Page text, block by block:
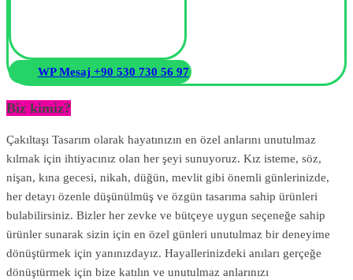
WP Mesaj +90 530 730 56 97
Biz kimiz?
Çakıltaşı Tasarım olarak hayatınızın en özel anlarını unutulmaz
kılmak için ihtiyacınız olan her şeyi sunuyoruz. Kız isteme, söz,
nişan, kına gecesi, nikah, düğün, mevlit gibi önemli günlerinizde,
her detayı özenle düşünülmüş ve özgün tasarıma sahip ürünleri
bulabilirsiniz. Bizler her zevke ve bütçeye uygun seçeneğe sahip
ürünler sunarak sizin için en özel günleri unutulmaz bir deneyime
dönüştürmek için yanınızdayız. Hayallerinizdeki anıları gerçeğe
dönüştürmek için bize katılın ve unutulmaz anlarınızı